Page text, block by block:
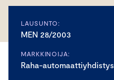
LAUSUNTO:
MEN 28/2003
MARKKINOIJA:
Raha-automaattiyhdistys